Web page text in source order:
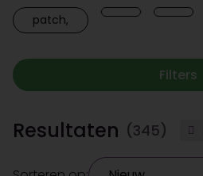
patch,
Filters
Resultaten (345)